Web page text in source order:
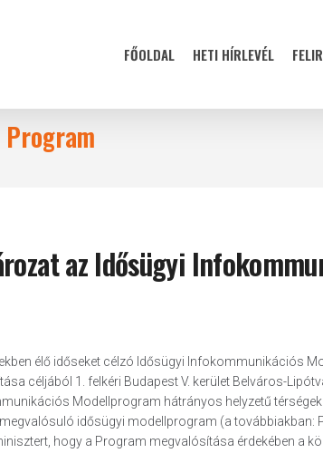
FŐOLDAL HETI HÍRLEVÉL
az Idősügyi
élő időseket célzó Idősügyi Infokommunikációs
céljából 1. felkéri Budapest V. kerület Belváros-
Modellprogram hátrányos helyzetű
idősügyi modellprogram (a továbbiakban:
hogy a Program megvalósítása érdekében a